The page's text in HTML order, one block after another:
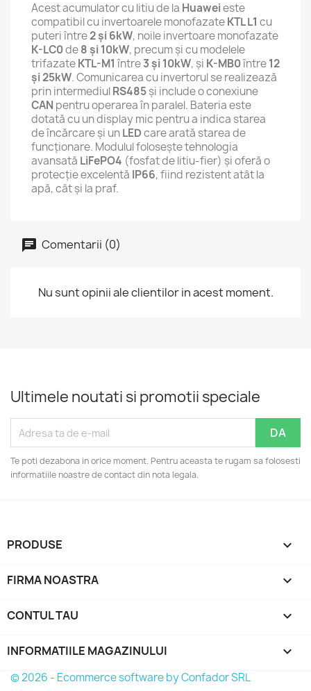
Acest acumulator cu litiu de la Huaweieste
compatibil cu invertoarele monofazateKTL L1 cu
puteri între2 și 6kW, noile invertoare monofazate
K-LC0de8 și 10kW, precum și cu modelele
trifazateKTL-M1 între3 și 10kW, și K-MB0între12
și 25kW. Comunicarea cu invertorul se realizează
prin intermediulRS485și include o conexiune
CAN pentru operarea în paralel. Bateria este
dotată cu un display mic pentru a indica starea
de încărcare și unLEDcare arată starea de
funcționare. Modulul folosește tehnologia
avansată LiFePO4 (fosfat de litiu-fier) și oferă o
protecție excelentă IP66, fiind rezistent atât la
apă, cât și la praf.
Comentarii (0)
Nu sunt opinii ale clientilor in acest moment.
Ultimele noutati si promotii speciale
Te poti dezabona in orice moment. Pentru aceasta te rugam sa folosesti
informatiile noastre de contact din nota legala.
PRODUSE 
FIRMA NOASTRA 
CONTUL TAU 
INFORMATIILE MAGAZINULUI keyboard_arrow_down
© 2026 - Ecommerce software by Confador SRL